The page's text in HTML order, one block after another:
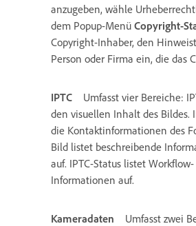
anzugeben, wähle
dem Popup-Menü Copyright-
Copyright-Inhaber, den
Person oder Firma ein, die das
IPTC
Umfasst vier Bereiche:
den visuellen Inhalt des Bildes.
die Kontaktinformationen des
Bild listet beschreibende
auf. IPTC-Status listet
Informationen auf.
Kameradaten
Umfasst zwei